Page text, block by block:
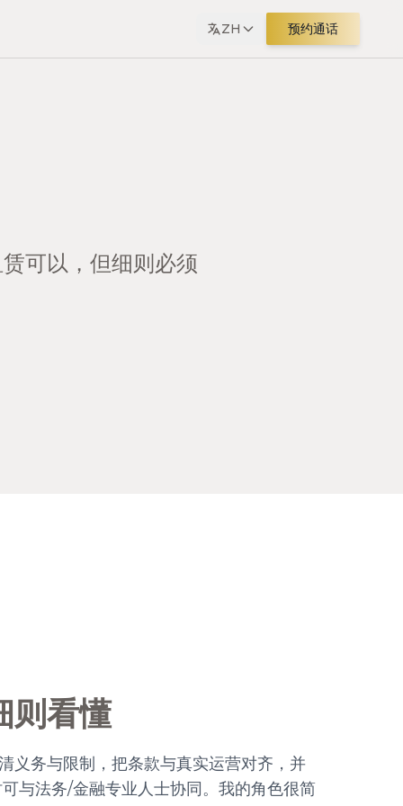
ZH 预约通话
可以，但细则必须
则看懂
义务与限制，把条款与真实运营对齐，并
与法务/金融专业人士协同。我的角色很简